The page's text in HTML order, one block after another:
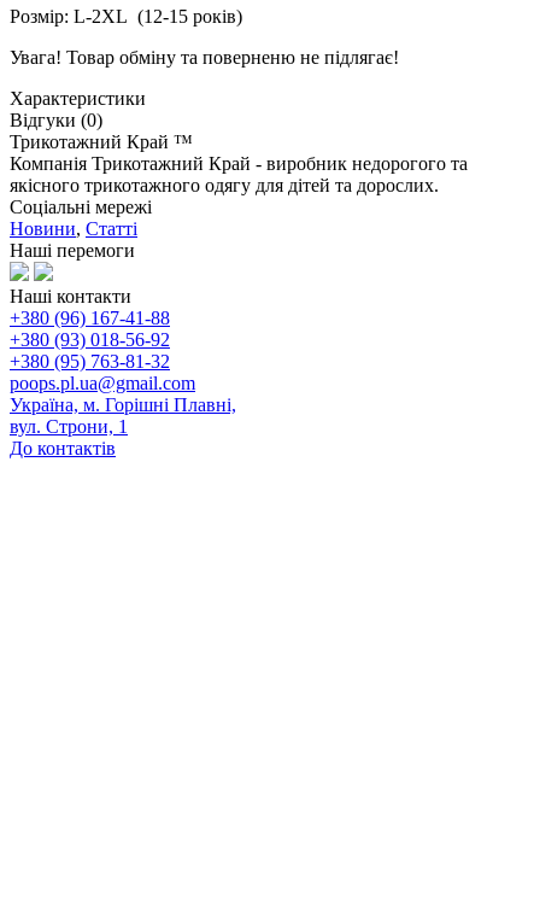
Розмір: L-2XL (12-15 років)
Увага! Товар обміну та поверненю не підлягає!
Характеристики
Відгуки (0)
Трикотажний Край ™
Компанія Трикотажний Край - виробник недорогого та
якісного трикотажного одягу для дітей та дорослих.
Соціальні мережі
Новини, Статті
Наші перемоги
Наші контакти
+380 (96) 167-41-88
+380 (93) 018-56-92
+380 (95) 763-81-32
poops.pl.ua@gmail.com
Україна, м. Горішні Плавні,
вул. Строни, 1
До контактів